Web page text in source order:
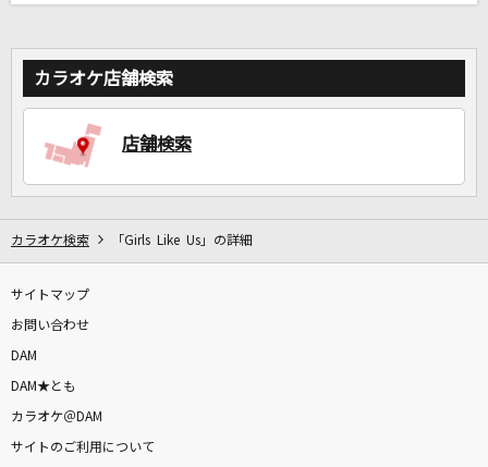
カラオケをもっと楽しもう！
カラオケ店舗検索
店舗検索
カラオケ検索 「Girls Like Us」の詳細
サイトマップ
お問い合わせ
DAM
DAM★とも
カラオケ＠DAM
サイトのご利用について